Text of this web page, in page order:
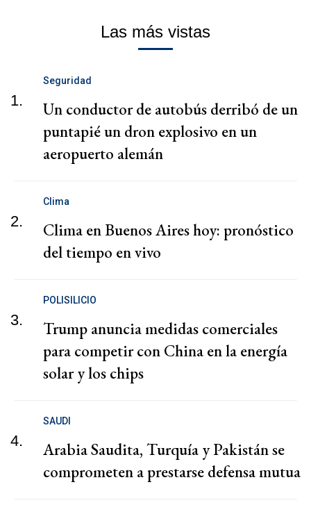
Las más vistas
1.
Seguridad
Un conductor de autobús derribó de un
puntapié un dron explosivo en un
aeropuerto alemán
2.
Clima
Clima en Buenos Aires hoy: pronóstico
del tiempo en vivo
3.
POLISILICIO
Trump anuncia medidas comerciales
para competir con China en la energía
solar y los chips
4.
SAUDI
Arabia Saudita, Turquía y Pakistán se
comprometen a prestarse defensa mutua